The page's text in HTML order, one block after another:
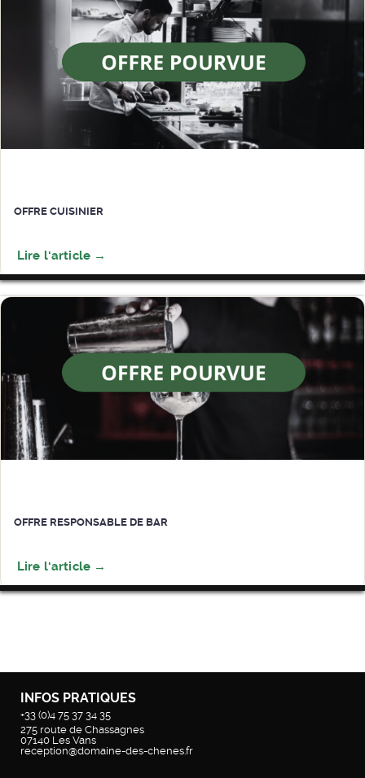
OFFRE CUISINIER
OFFRE RESPONSABLE DE BAR
INFOS PRATIQUES
+33 (0)4 75 37 34 35
275 route de Chassagnes
07140 Les Vans
reception@domaine-des-chenes.fr